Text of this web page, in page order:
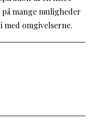
mange muligheder
omgivelserne.